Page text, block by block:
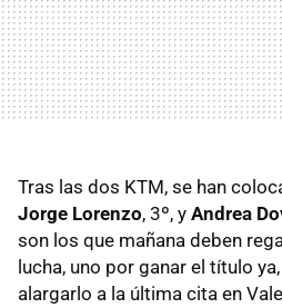
Tras las dos KTM, se han
Jorge Lorenzo, 3º, y Andrea
son los que mañana deben
lucha, uno por ganar el título ya,
alargarlo a la última cita en